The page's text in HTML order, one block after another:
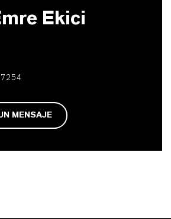
Ekici
MENSAJE